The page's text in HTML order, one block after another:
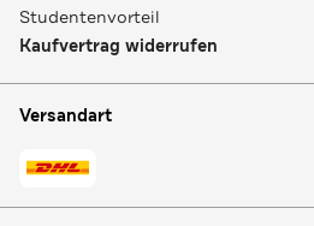
Studentenvorteil
Kaufvertrag widerrufen
Versandart